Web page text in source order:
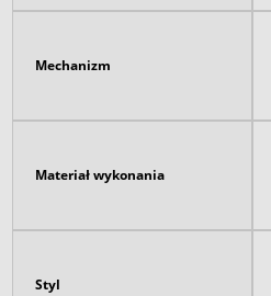
Mechanizm
Materiał wykonania
Styl